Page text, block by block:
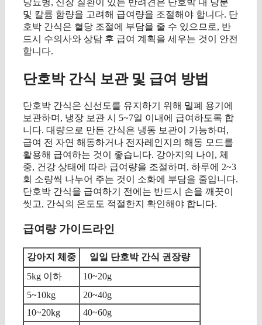
당뇨병, 신장 질환이 있는 반려견은 단호박 내 당분
및 칼륨 함량을 고려해 급여량을 조절해야 합니다. 단
호박 간식은 혈당 조절에 부담을 줄 수 있으므로, 반
드시 수의사와 상담 후 급여 계획을 세우는 것이 안전
합니다.
단호박 간식 보관 및 급여 방법
단호박 간식은 신선도를 유지하기 위해 밀폐 용기에
보관하며, 냉장 보관 시 5~7일 이내에 급여하도록 합
니다. 대량으로 만든 간식은 냉동 보관이 가능하며,
급여 전 자연 해동하거나 전자레인지의 해동 모드를
활용해 급여하는 것이 좋습니다. 강아지의 나이, 체
중, 건강 상태에 따라 급여량을 조절하며, 하루에 2~3
회 소량씩 나누어 주는 것이 소화에 부담을 줄입니다.
단호박 간식을 급여하기 전에는 반드시 손을 깨끗이
씻고, 간식의 온도도 적절한지 확인해야 합니다.
급여량 가이드라인
강아지 체중
일일 단호박 간식 권장량
5kg 이하
10~20g
5~10kg
20~40g
10~20kg
40~60g